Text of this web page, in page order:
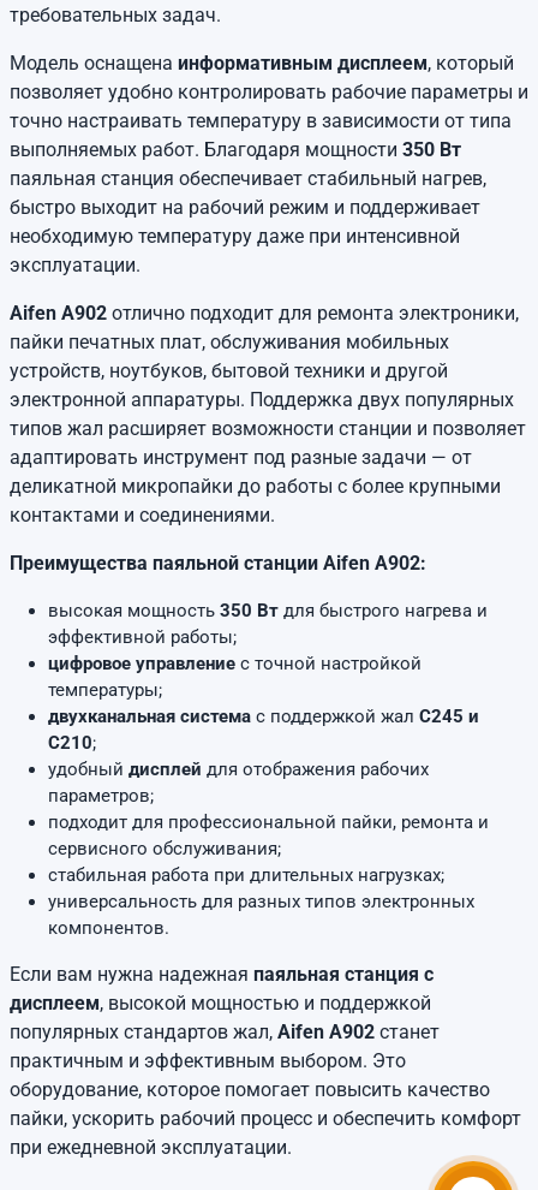
требовательных задач.
Модель оснащена информативным дисплеем, который
позволяет удобно контролировать рабочие параметры и
точно настраивать температуру в зависимости от типа
выполняемых работ. Благодаря мощности 350 Вт
паяльная станция обеспечивает стабильный нагрев,
быстро выходит на рабочий режим и поддерживает
необходимую температуру даже при интенсивной
эксплуатации.
Aifen A902 отлично подходит для ремонта электроники,
пайки печатных плат, обслуживания мобильных
устройств, ноутбуков, бытовой техники и другой
электронной аппаратуры. Поддержка двух популярных
типов жал расширяет возможности станции и позволяет
адаптировать инструмент под разные задачи — от
деликатной микропайки до работы с более крупными
контактами и соединениями.
Преимущества паяльной станции Aifen A902:
высокая мощность 350 Вт для быстрого нагрева и
эффективной работы;
цифровое управление с точной настройкой
температуры;
двухканальная система с поддержкой жал C245 и
C210;
удобный дисплей для отображения рабочих
параметров;
подходит для профессиональной пайки, ремонта и
сервисного обслуживания;
стабильная работа при длительных нагрузках;
универсальность для разных типов электронных
компонентов.
Если вам нужна надежная паяльная станция с
дисплеем, высокой мощностью и поддержкой
популярных стандартов жал, Aifen A902 станет
практичным и эффективным выбором. Это
оборудование, которое помогает повысить качество
пайки, ускорить рабочий процесс и обеспечить комфорт
при ежедневной эксплуатации.